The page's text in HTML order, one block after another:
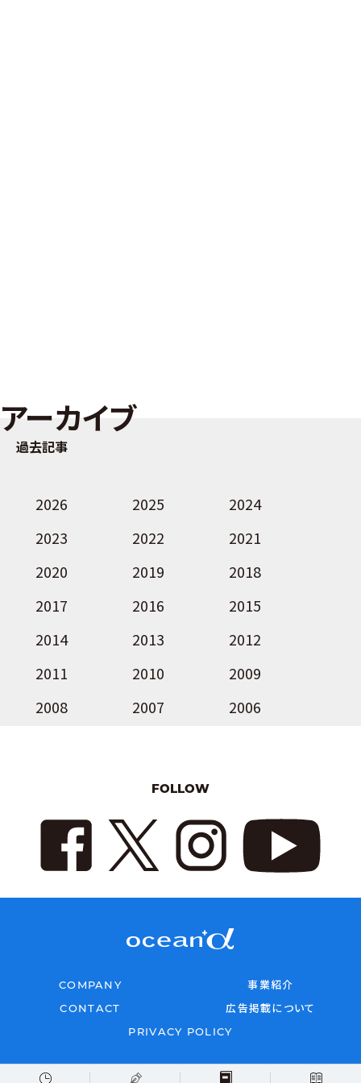
アーカイブ
過去記事
2026 2025
2024
2023
2022
2021
2020
2019
2018
2017
2016
2015
2014
2013
2012
2011
2010
2009
2008
2007 2006
FOLLOW
COMPANY
事業紹介
CONTACT
広告掲載について
PRIVACY POLICY
Copyright © 2026 oceana All rights reserved